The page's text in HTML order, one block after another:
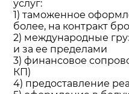
услуг:
1) таможенное
более, на контракт
2) международные
и за ее пределами
3) финансовое
КП)
4) предоставление